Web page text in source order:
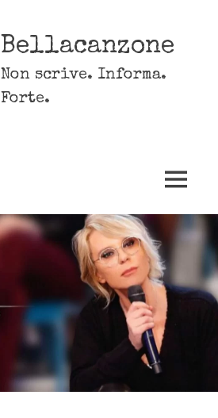
Bellacanzone
Non scrive. Informa.
Forte.
MENU